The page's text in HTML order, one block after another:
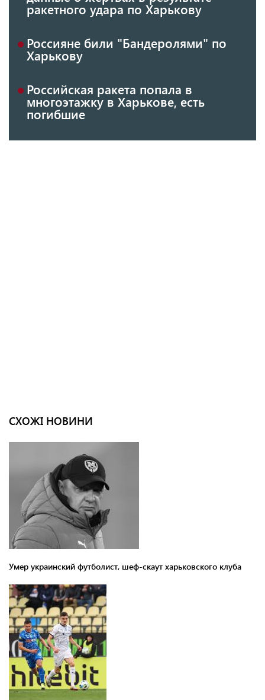
ракетного удара по Харькову
Россияне били "Бандеролями" по
Харькову
Российская ракета попала в
многоэтажку в Харькове, есть
погибшие
СХОЖІ НОВИНИ
Умер украинский футболист, шеф-скаут харьковского клуба